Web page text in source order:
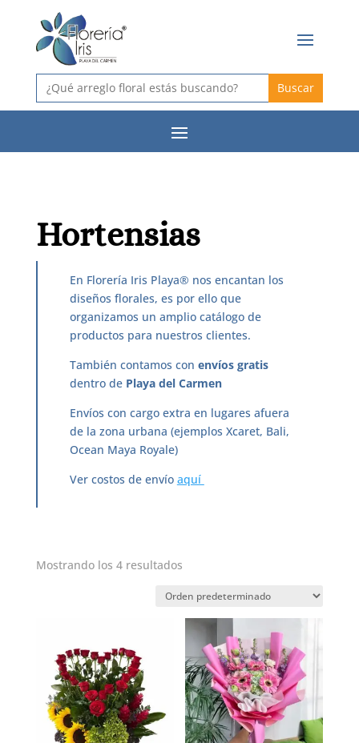
Buscar:
Hortensias
En Florería Iris Playa® nos encantan los
diseños florales, es por ello que
organizamos un amplio catálogo de
productos para nuestros clientes.
También contamos con envíos gratis
dentro de Playa del Carmen
Envíos con cargo extra en lugares afuera
de la zona urbana (ejemplos Xcaret, Bali,
Ocean Maya Royale)
Ver costos de envío aquí
Mostrando los 4 resultados